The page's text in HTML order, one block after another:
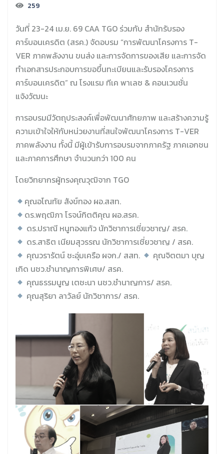
259
วันที่ 23-24 เม.ย. 69 CAA TGO ร่วมกับ สำนักรับรอง
คาร์บอนเครดิต (สรค.) จัดอบรม “การพัฒนาโครงการ T-
VER ภาคพลังงาน ขนส่ง และการจัดการของเสีย และการจัด
ทำเอกสารประกอบการขอขึ้นทะเบียนและรับรองโครงการ
คาร์บอนเครดิต” ณ โรงแรม ทีเค พาเลซ & คอนเวนชั่น
แจ้งวัฒนะ
การอบรมมีวัตถุประสงค์เพื่อพัฒนาศักยภาพ และสร้างความรู้
ความเข้าใจให้กับหน่วยงานที่สนใจพัฒนาโครงการ T-VER
ภาคพลังงาน ทั้งนี้ มีผู้เข้ารับการอบรมจากภาครัฐ ภาคเอกชน
และภาคการศึกษา จำนวนกว่า 100 คน
โดยวิทยากรผู้ทรงคุณวุฒิจาก TGO
คุณอโณทัย สังข์ทอง ผอ.สสท.
ดร.พฤฒิภา โรจน์กิตติคุณ ผอ.สรค.
ดร.ปราณี หนูทองแก้ว นักวิชาการเชี่ยวชาญ/ สรค.
ดร.สาธิต เนียมสุวรรณ นักวิชาการเชี่ยวชาญ / สรค.
คุณวรารัตน์ ชะอุ่มเครือ ผจก./ สสท.
คุณจิตตมา บุญ
เกิด นชว.ชำนาญการพิเศษ/ สรค.
คุณธรรมนูญ เตชะนา นชว.ชำนาญการ/ สรค.
คุณสุริยา ลาวัลย์ นักวิชาการ/ สรค.